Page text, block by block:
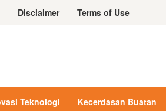
Disclaimer Terms of Use
Teknologi Kecerdasan Buatan